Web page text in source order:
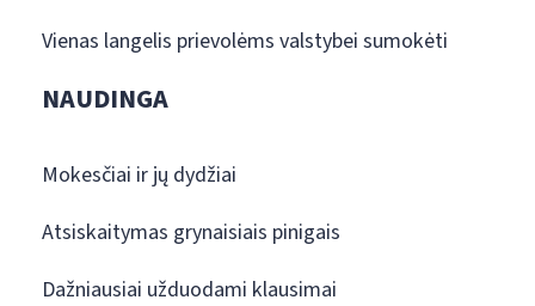
Vienas langelis prievolėms valstybei sumokėti
NAUDINGA
Mokesčiai ir jų dydžiai
Atsiskaitymas grynaisiais pinigais
Dažniausiai užduodami klausimai